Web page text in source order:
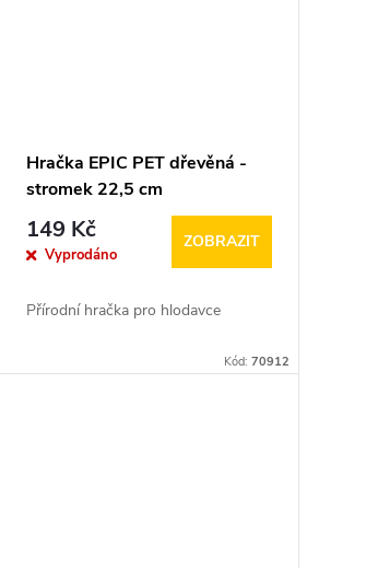
Hračka EPIC PET dřevěná -
stromek 22,5 cm
149 Kč
Vyprodáno
ZOBRAZIT
Přírodní hračka pro hlodavce
Kód: 70912